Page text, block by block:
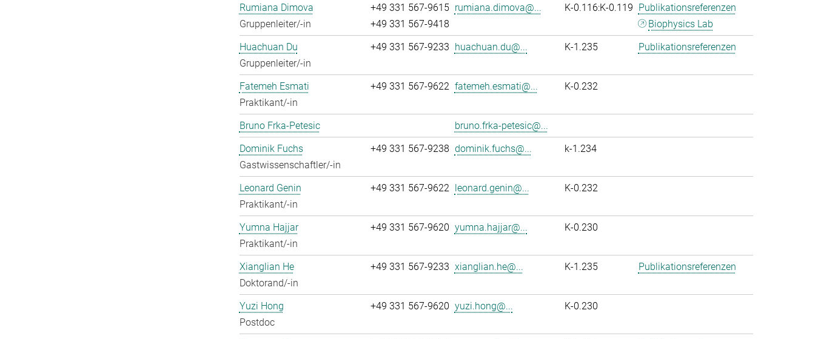
Rumiana Dimova
Gruppenleiter/-in
+49 331 567-9615
+49 331 567-9418
rumiana.dimova@... K-0.116:K-0.119 Publikationsreferenzen
Biophysics Lab
Huachuan Du
Gruppenleiter/-in
+49 331 567-9233 huachuan.du@... K-1.235 Publikationsreferenzen
Fatemeh Esmati
Praktikant/-in
+49 331 567-9622 fatemeh.esmati@... K-0.232
Bruno Frka-Petesic
bruno.frka-petesic@...
Dominik Fuchs
Gastwissenschaftler/-in
+49 331 567-9238 dominik.fuchs@... k-1.234
Leonard Genin
Praktikant/-in
+49 331 567-9622 leonard.genin@... K-0.232
Yumna Hajjar
Praktikant/-in
+49 331 567-9620 yumna.hajjar@... K-0.230
Xianglian He
Doktorand/-in
+49 331 567-9233 xianglian.he@... K-1.235 Publikationsreferenzen
Yuzi Hong
Postdoc
+49 331 567-9620 yuzi.hong@... K-0.230